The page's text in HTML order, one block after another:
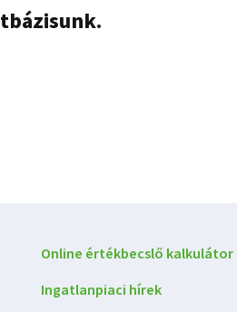
Online értékbecslő kalkulátor
Ingatlanpiaci hírek